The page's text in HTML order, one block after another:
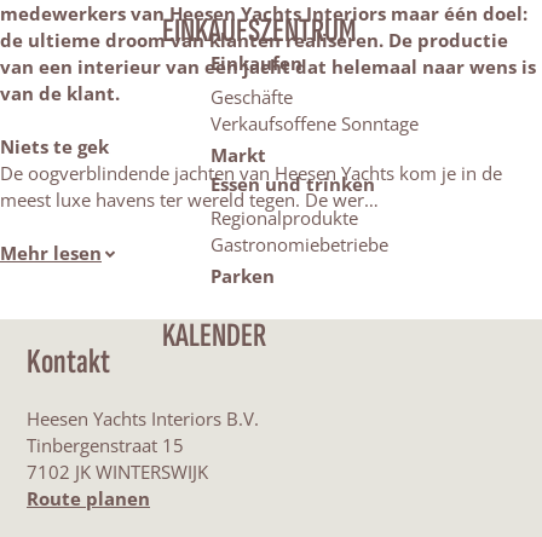
EINKAUFSZENTRUM
Einkaufen
Geschäfte
Verkaufsoffene Sonntage
Markt
Essen und trinken
Regionalprodukte
Gastronomiebetriebe
Parken
KALENDER
medewerkers van Heesen Yachts Interiors maar één doel:
de ultieme droom van klanten realiseren. De productie
van een interieur van een jacht dat helemaal naar wens is
van de klant.
Niets te gek
De oogverblindende jachten van Heesen Yachts kom je in de
meest luxe havens ter wereld tegen. De wer…
Mehr lesen
Kontakt
Heesen Yachts Interiors B.V.
Tinbergenstraat 15
7102 JK WINTERSWIJK
Route planen